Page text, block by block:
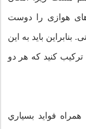
هوازی را دوست
باید به این
کنید که هر دو
فواید بسياري